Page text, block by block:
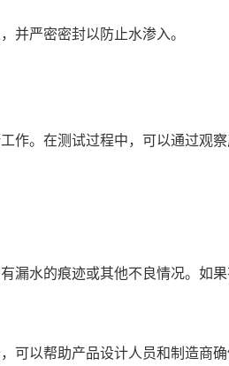
严密密封以防止水渗入。
。在测试过程中，可以通过观察
水的痕迹或其他不良情况。如
以帮助产品设计人员和制造商